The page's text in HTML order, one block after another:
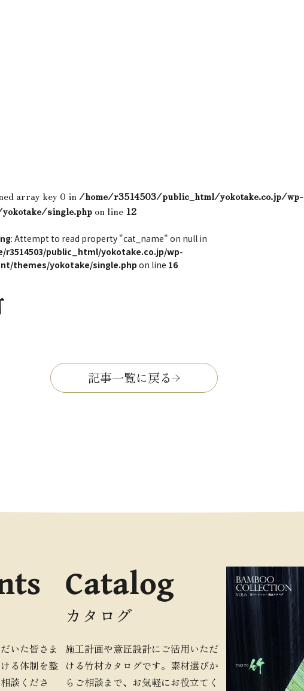
array key 0 in/home/r3514503/public_html/yokotake.co.jp/wp-
single.php on line 12
: Attempt to read property "cat_name" on null in
r3514503/public_html/yokotake.co.jp/wp-
themes/yokotake/single.php on line 16
記事一覧に戻る
いた皆さま
る体制を整
談くださ
Catalog
カタログ
施工計画や意匠設計にご活用いただ
ける竹材カタログです。素材選びか
らご相談まで、お気軽にお役立てく